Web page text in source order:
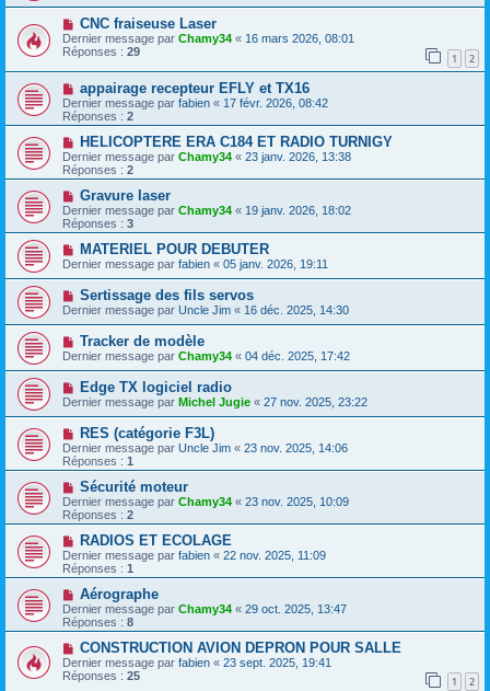
CNC fraiseuse Laser
Dernier message par Chamy34 « 16 mars 2026, 08:01
Réponses : 29 1 2
appairage recepteur EFLY et TX16
Dernier message par fabien « 17 févr. 2026, 08:42
Réponses : 2
HELICOPTERE ERA C184 ET RADIO TURNIGY
Dernier message par Chamy34 « 23 janv. 2026, 13:38
Réponses : 2
Gravure laser
Dernier message par Chamy34 « 19 janv. 2026, 18:02
Réponses : 3
MATERIEL POUR DEBUTER
Dernier message par fabien « 05 janv. 2026, 19:11
Sertissage des fils servos
Dernier message par Uncle Jim « 16 déc. 2025, 14:30
Tracker de modèle
Dernier message par Chamy34 « 04 déc. 2025, 17:42
Edge TX logiciel radio
Dernier message par Michel Jugie « 27 nov. 2025, 23:22
RES (catégorie F3L)
Dernier message par Uncle Jim « 23 nov. 2025, 14:06
Réponses : 1
Sécurité moteur
Dernier message par Chamy34 « 23 nov. 2025, 10:09
Réponses : 2
RADIOS ET ECOLAGE
Dernier message par fabien « 22 nov. 2025, 11:09
Réponses : 1
Aérographe
Dernier message par Chamy34 « 29 oct. 2025, 13:47
Réponses : 8
CONSTRUCTION AVION DEPRON POUR SALLE
Dernier message par fabien « 23 sept. 2025, 19:41
Réponses : 25 1 2